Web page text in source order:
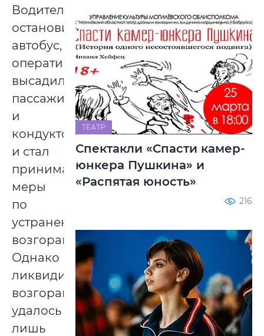
Водитель
остановил
автобус,
оперативно
высадил
пассажиров
и
кондуктора
и стал
принимать
меры
по
устранению
возгорания.
Однако
ликвидировать
возгорание
удалось
лишь
ТЕАТР
Спектакли «Спасти камер-
юнкера Пушкина» и
«Распятая юность»
216